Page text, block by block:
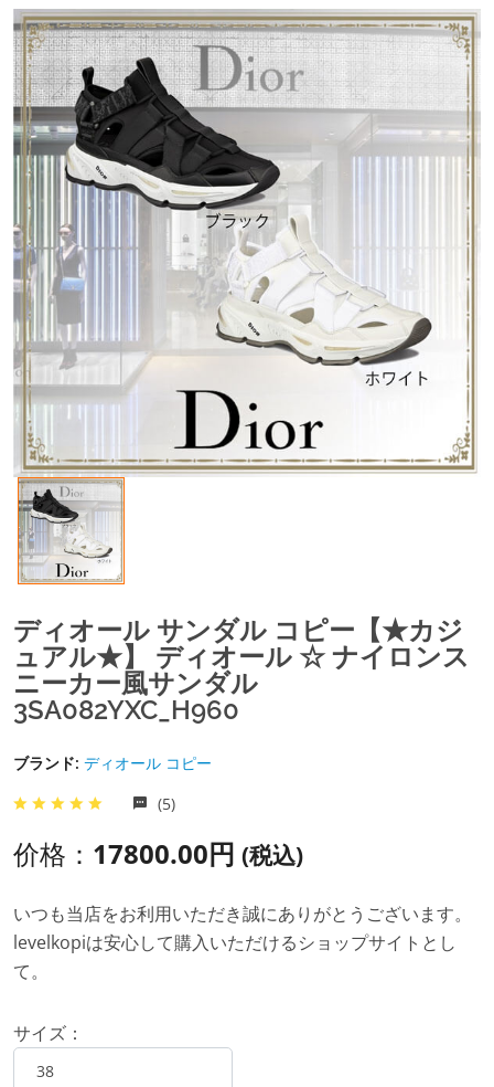
ディオール サンダル コピー【★カジ
ュアル★】 ディオール ☆ ナイロンス
ニーカー風サンダル
3SA082YXC_H960
ブランド: ディオール コピー
(5)
价格： 17800.00円 (税込)
いつも当店をお利用いただき誠にありがとうございます。
levelkopiは安心して購入いただけるショップサイトとし
て。
サイズ：